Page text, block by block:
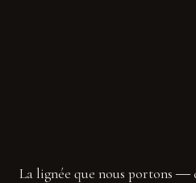
La lignée que nous portons ―